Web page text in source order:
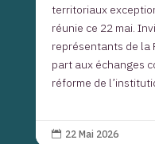
territoriaux
réunie ce 22 mai.
représentants de la
part aux échanges
réforme de
 22 Mai 2026